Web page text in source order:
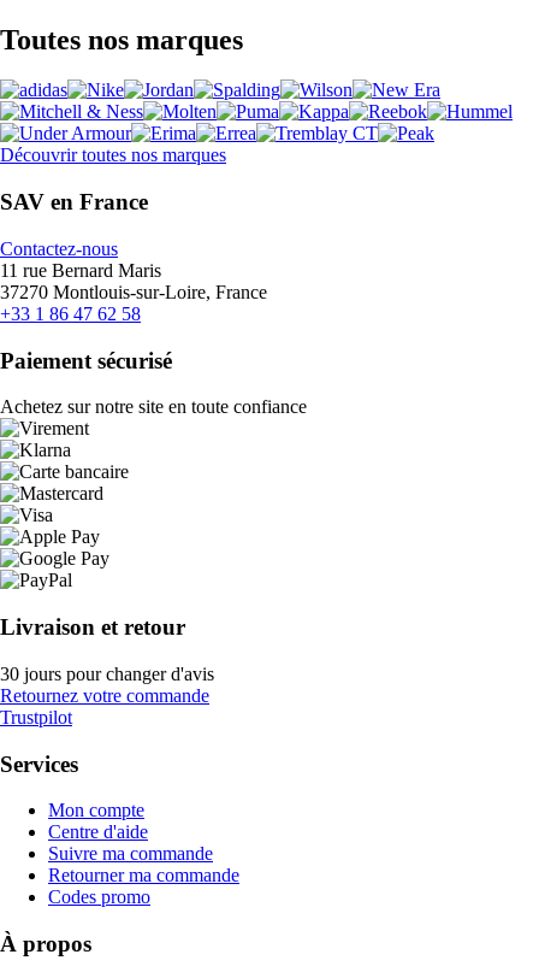
Toutes nos marques
Découvrir toutes nos marques
SAV en France
Contactez-nous
11 rue Bernard Maris
37270 Montlouis-sur-Loire, France
+33 1 86 47 62 58
Paiement sécurisé
Achetez sur notre site en toute confiance
Livraison et retour
30 jours pour changer d'avis
Retournez votre commande
Trustpilot
Services
Mon compte
Centre d'aide
Suivre ma commande
Retourner ma commande
Codes promo
À propos